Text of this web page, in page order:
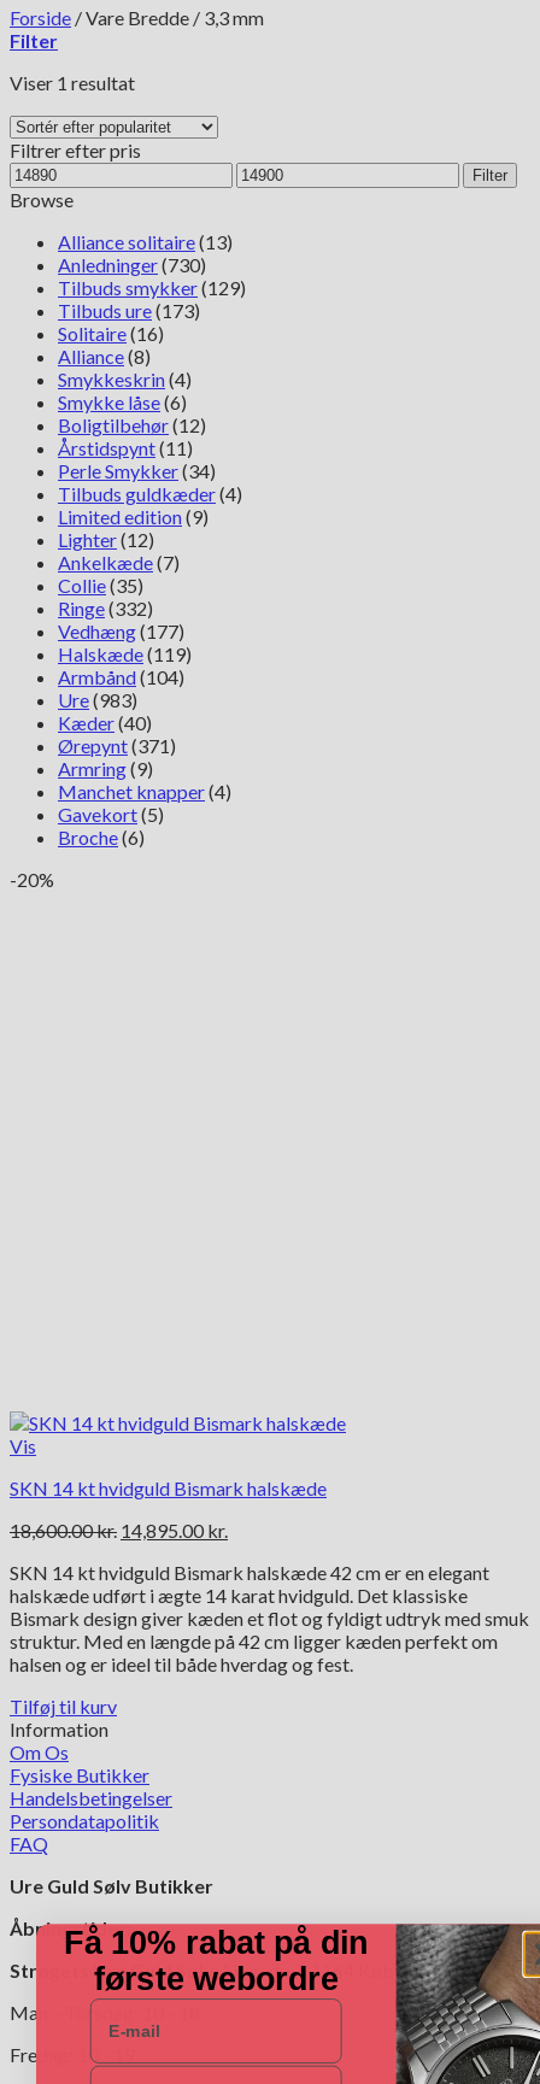
Forside /Vare Bredde / 3,3 mm
Filter
Viser 1 resultat
Filtrer efter pris
Mindste
pris
Højeste
pris
Filter
Browse
Alliance solitaire(13)
Anledninger(730)
Tilbuds smykker(129)
Tilbuds ure(173)
Solitaire(16)
Alliance(8)
Smykkeskrin(4)
Smykke låse(6)
Boligtilbehør(12)
Årstidspynt(11)
Perle Smykker(34)
Tilbuds guldkæder(4)
Limited edition(9)
Lighter(12)
Ankelkæde(7)
Collie(35)
Ringe(332)
Vedhæng(177)
Halskæde(119)
Armbånd(104)
Ure(983)
Kæder(40)
Ørepynt(371)
Armring(9)
Manchet knapper(4)
Gavekort(5)
Broche(6)
-20%
Vis
SKN 14 kt hvidguld Bismark halskæde
18,600.00kr. Den
pris
var:
18,600.00 kr..
14,895.00 kr.
pris
er:
14,895.00 kr..
SKN 14 kt hvidguld Bismark halskæde 42 cm er en elegant
halskæde udført i ægte 14 karat hvidguld. Det klassiske
Bismark design giver kæden et flot og fyldigt udtryk med smuk
struktur. Med en længde på 42 cm ligger kæden perfekt om
halsen og er ideel til både hverdag og fest.
Tilføj til kurv
Information
Om Os
Fysiske Butikker
Handelsbetingelser
Persondatapolitik
FAQ
Ure Guld Sølv Butikker
Åbningstider:
Strøgets Ure Guld Sølv:Nygade 7, 1164 København K.
Man – Torsdag: 10 - 18
Fredag: 10 - 19
Få 10% rabat på din
første webordre
E-mail
Navn